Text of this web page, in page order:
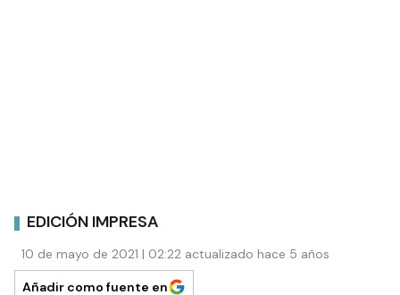
EDICIÓN IMPRESA
10 de mayo de 2021 | 02:22 actualizado hace 5 años
Añadir como fuente en